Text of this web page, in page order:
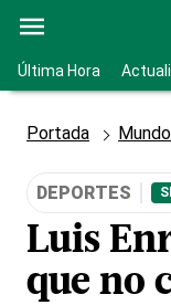
Última Hora
Portada Mundo
DEPORTES
Luis
que no